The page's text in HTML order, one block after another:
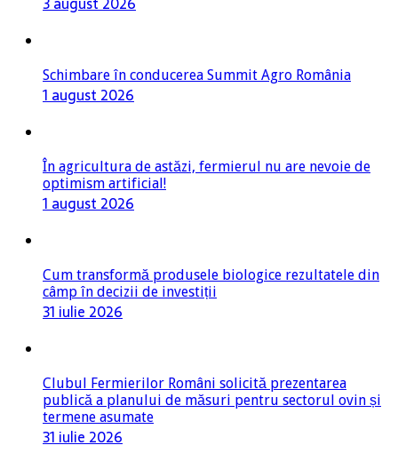
Schimbare în conducerea Summit Agro România
1 august 2026
În agricultura de astăzi, fermierul nu are nevoie de
optimism artificial!
1 august 2026
Cum transformă produsele biologice rezultatele din
câmp în decizii de investiții
31 iulie 2026
Clubul Fermierilor Români solicită prezentarea
publică a planului de măsuri pentru sectorul ovin și
termene asumate
31 iulie 2026